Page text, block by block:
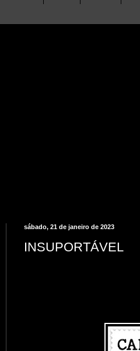
sábado, 21 de janeiro de 2023
INSUPORTÁVEL